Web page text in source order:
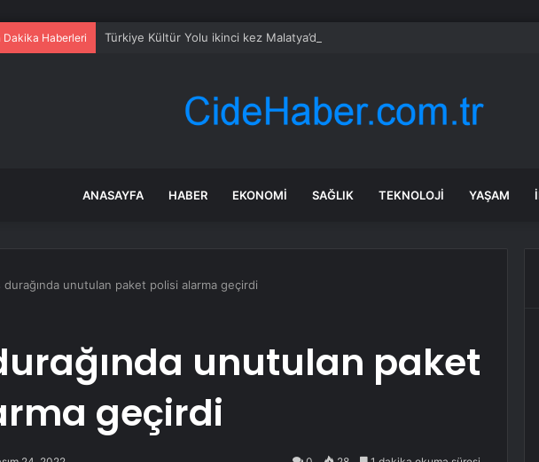
Dakika Haberleri Türkiye Kültür Yolu ikinci kez Malatya’dan geçecek
ANASAYFA HABER EKONOMI SAĞLIK TEKNOLOJI YAŞAM
durağında unutulan paket polisi alarma geçirdi
unutulan paket
geçirdi